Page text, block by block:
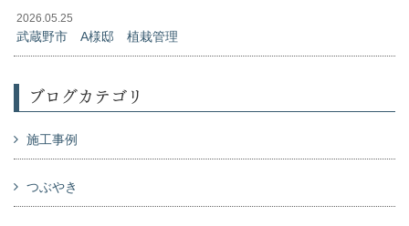
2026.05.25
武蔵野市 A様邸 植栽管理
ブログカテゴリ
施工事例
つぶやき